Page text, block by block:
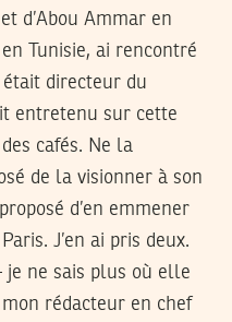
d’Abou Ammar en
Tunisie, ai rencontré
directeur du
entretenu sur cette
cafés. Ne la
de la visionner à son
d’en emmener
J’en ai pris deux.
je ne sais plus où elle
mon rédacteur en chef